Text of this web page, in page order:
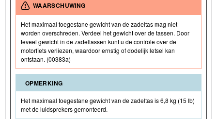
WAARSCHUWING
Het maximaal toegestane gewicht van de zadeltas mag niet
worden overschreden. Verdeel het gewicht over de tassen. Door
teveel gewicht in de zadeltassen kunt u de controle over de
motorfiets verliezen, waardoor ernstig of dodelijk letsel kan
ontstaan. (00383a)
OPMERKING
Het maximaal toegestane gewicht van de zadeltas is 6,8 kg (15 lb)
met de luidsprekers gemonteerd.